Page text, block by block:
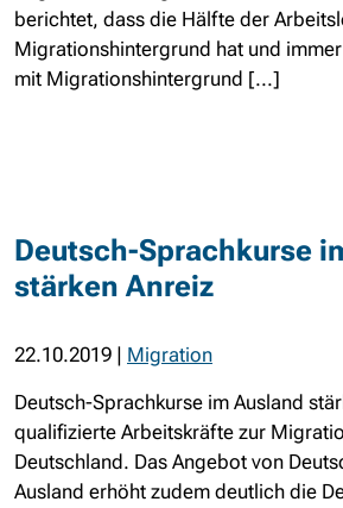
berichtet, dass die Hälfte der
Migrationshintergrund hat und
mit Migrationshintergrund [...]
Deutsch-Sprachkurse
stärken Anreiz
22.10.2019 | Migration
Deutsch-Sprachkurse im Ausland
qualifizierte Arbeitskräfte zur
Deutschland. Das Angebot von
Ausland erhöht zudem deutlich die